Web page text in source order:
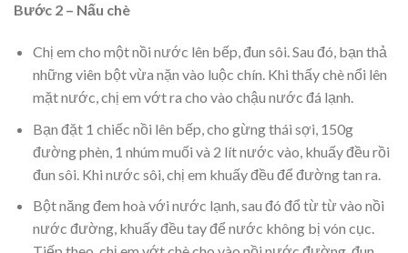
Bước 2 – Nấu chè
Chị em cho một nồi nước lên bếp, đun sôi. Sau đó, bạn thả
những viên bột vừa nặn vào luộc chín. Khi thấy chè nổi lên
mặt nước, chị em vớt ra cho vào chậu nước đá lạnh.
Bạn đặt 1 chiếc nồi lên bếp, cho gừng thái sợi, 150g
đường phèn, 1 nhúm muối và 2 lít nước vào, khuấy đều rồi
đun sôi. Khi nước sôi, chị em khuấy đều để đường tan ra.
Bột năng đem hoà với nước lạnh, sau đó đổ từ từ vào nồi
nước đường, khuấy đều tay để nước không bị vón cục.